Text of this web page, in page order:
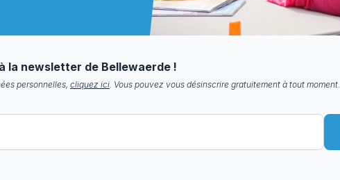
la newsletter de Bellewaerde !
personnelles, cliquez ici. Vous pouvez vous désinscrire gratuitement à tout moment.